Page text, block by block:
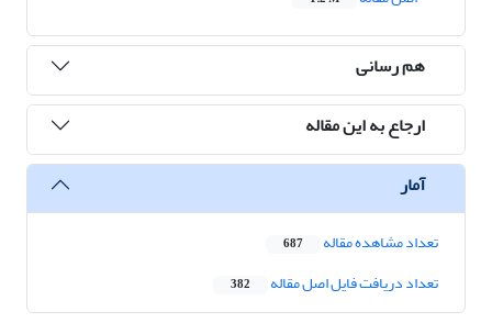
هم رسانی
ارجاع به این مقاله
آمار
تعداد مشاهده مقاله 687
تعداد دریافت فایل اصل مقاله 382